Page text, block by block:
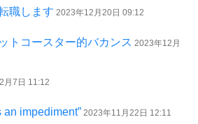
職します 2023年12月20日 09:12
トコースター的バカンス 2023年12月
月7日 11:12
an impediment” 2023年11月22日 12:11